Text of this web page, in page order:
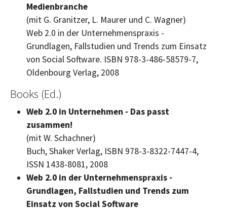
Medienbranche
(mit G. Granitzer, L. Maurer und C. Wagner)
Web 2.0 in der Unternehmenspraxis -
Grundlagen, Fallstudien und Trends zum Einsatz
von Social Software. ISBN 978-3-486-58579-7,
Oldenbourg Verlag, 2008
Books (Ed.)
Web 2.0 in Unternehmen - Das passt
zusammen!
(mit W. Schachner)
Buch, Shaker Verlag, ISBN 978-3-8322-7447-4,
ISSN 1438-8081, 2008
Web 2.0 in der Unternehmenspraxis -
Grundlagen, Fallstudien und Trends zum
Einsatz von Social Software